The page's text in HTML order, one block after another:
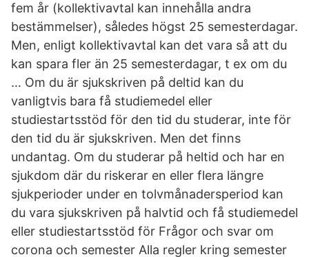
fem år (kollektivavtal kan innehålla andra
bestämmelser), således högst 25 semesterdagar.
Men, enligt kollektivavtal kan det vara så att du
kan spara fler än 25 semesterdagar, t ex om du
… Om du är sjukskriven på deltid kan du
vanligtvis bara få studiemedel eller
studiestartsstöd för den tid du studerar, inte för
den tid du är sjukskriven. Men det finns
undantag. Om du studerar på heltid och har en
sjukdom där du riskerar en eller flera längre
sjukperioder under en tolvmånadersperiod kan
du vara sjukskriven på halvtid och få studiemedel
eller studiestartsstöd för Frågor och svar om
corona och semester Alla regler kring semester